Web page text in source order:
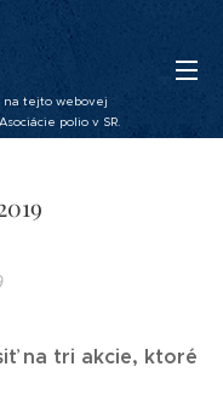
tejto webovej
polio v SR.
na tri akcie, ktoré